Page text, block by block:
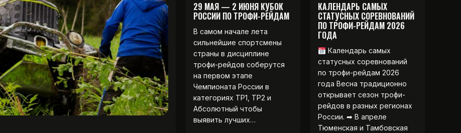
29 МАЯ — 2 ИЮНЯ КУБОК
РОССИИ ПО ТРОФИ-РЕЙДАМ
В самом начале лета
сильнейшие спортсмены
страны в дисциплине
трофи-рейдов соберутся
на первом этапе
Чемпионата России в
категориях ТР1, ТР2 и
Абсолютный чтобы
выявить лучших…
КАЛЕНДАРЬ САМЫХ
СТАТУСНЫХ СОРЕВНОВАНИЙ
ПО ТРОФИ-РЕЙДАМ 2026
ГОДА
Календарь самых
статусных соревнований
по трофи-рейдам 2026
года Весна традиционно
открывает сезон трофи-
рейдов в разных регионах
России. ➡ В апреле
Тюменская и Тамбовская